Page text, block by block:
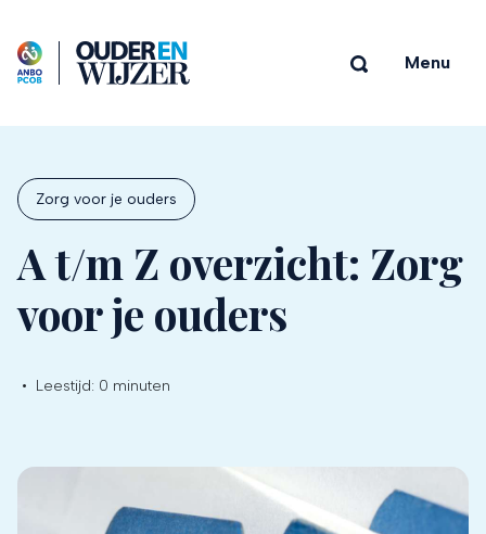
Menu
Zorg voor je ouders
A t/m Z overzicht: Zorg
voor je ouders
• Leestijd: 0 minuten